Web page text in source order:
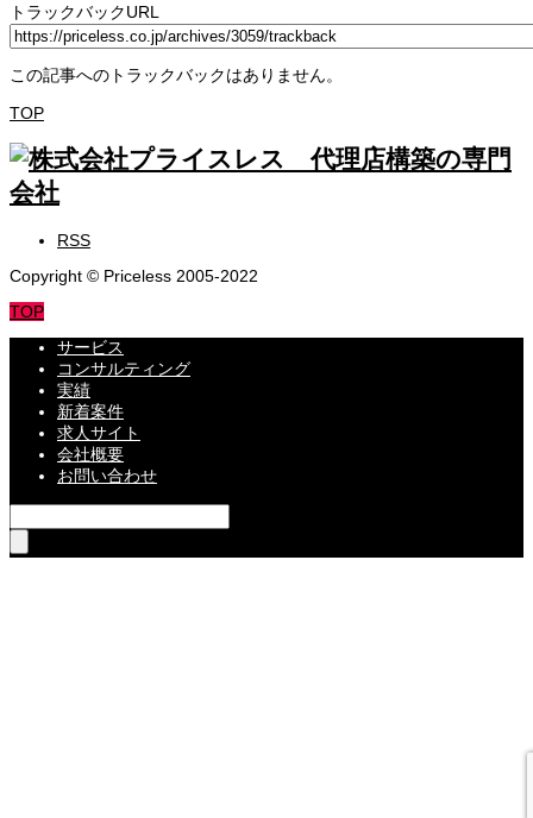
トラックバックURL
この記事へのトラックバックはありません。
TOP
RSS
Copyright © Priceless 2005-2022
TOP
サービス
コンサルティング
実績
新着案件
求人サイト
会社概要
お問い合わせ